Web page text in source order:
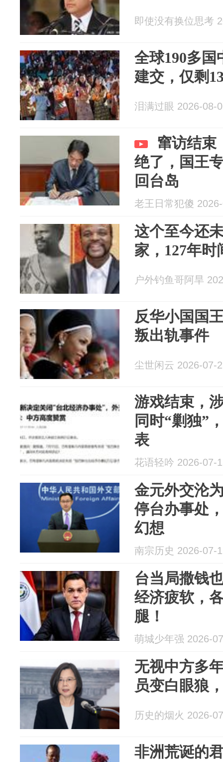
即使没有换位思考
全球190多国
建交，仅剩
泪满过眼 2026-08-
窜访结束
绝了，国王
回台岛
老王日常犯傻
这个至今还
家，127年
户外钓鱼哥阿旱
反华小国国
叛出轨事件
尘世闲云 2026-07-
游戏结束，
同时“剿独”
表
花语轻吟 2026-07-
金元外交沦
停台办事处
幻想
南宗历史 2026-07-
台当局撒钱
经济疲软，
腿！
萌城少年强 2026-
无视中方多
员变白眼狼
历史的烟火 2026-
非洲荒诞的